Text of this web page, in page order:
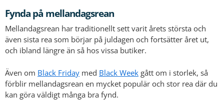
Fynda på mellandagsrean
Mellandagsrean har traditionellt sett varit årets största och
även sista rea som börjar på juldagen och fortsätter året ut,
och ibland längre än så hos vissa butiker.
Även om Black Friday med Black Week gått om i storlek, så
förblir mellandagsrean en mycket populär och stor rea där du
kan göra väldigt många bra fynd.